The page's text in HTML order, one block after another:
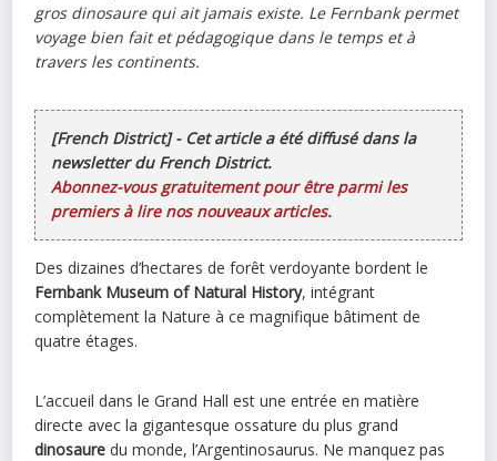
gros dinosaure qui ait jamais existe. Le Fernbank permet
voyage bien fait et pédagogique dans le temps et à
travers les continents.
[French District] - Cet article a été diffusé dans la
newsletter du French District.
Abonnez-vous gratuitement pour être parmi les
premiers à lire nos nouveaux articles.
Des dizaines d’hectares de forêt verdoyante bordent le
Fernbank Museum of Natural History, intégrant
complètement la Nature à ce magnifique bâtiment de
quatre étages.
L’accueil dans le Grand Hall est une entrée en matière
directe avec la gigantesque ossature du plus grand
dinosaure du monde, l’Argentinosaurus. Ne manquez pas